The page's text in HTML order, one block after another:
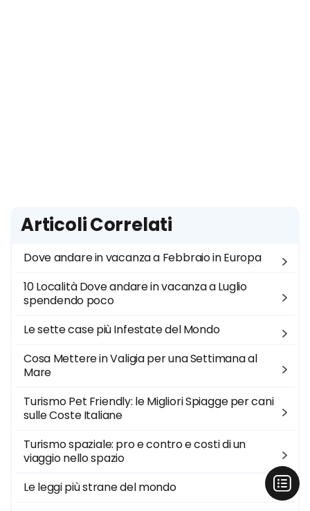
Articoli Correlati
Dove andare in vacanza a Febbraio in Europa
10 Località Dove andare in vacanza a Luglio
spendendo poco
Le sette case più Infestate del Mondo
Cosa Mettere in Valigia per una Settimana al
Mare
Turismo Pet Friendly: le Migliori Spiagge per cani
sulle Coste Italiane
Turismo spaziale: pro e contro e costi di un
viaggio nello spazio
Le leggi più strane del mondo